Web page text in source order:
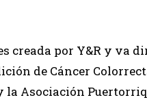
creada por Y&R y va
de Cáncer
la Asociación